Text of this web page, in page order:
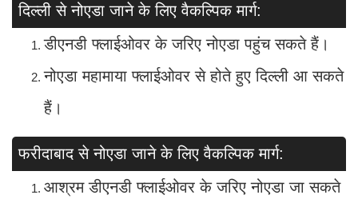
दिल्ली से नोएडा जाने के लिए वैकल्पिक मार्ग:
डीएनडी फ्लाईओवर के जरिए नोएडा पहुंच सकते हैं।
नोएडा महामाया फ्लाईओवर से होते हुए दिल्ली आ सकते
हैं।
फरीदाबाद से नोएडा जाने के लिए वैकल्पिक मार्ग:
आश्रम डीएनडी फ्लाईओवर के जरिए नोएडा जा सकते